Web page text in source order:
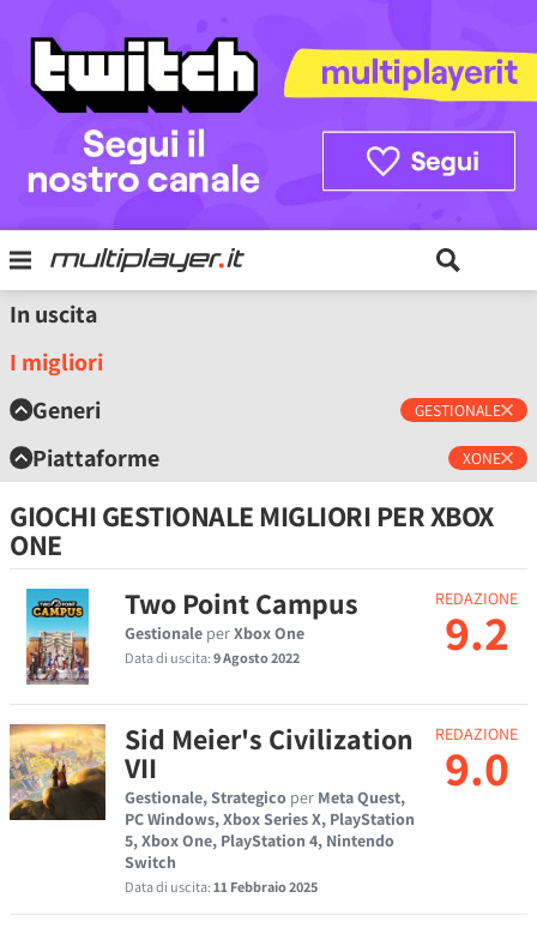
In uscita
I migliori
Generi
GESTIONALE
Piattaforme XONE
GIOCHI GESTIONALE MIGLIORI PER XBOX
ONE
Two Point Campus
Gestionale perXbox One
Data di uscita:9 Agosto 2022
REDAZIONE
9.2
Sid Meier's Civilization
VII
Gestionale, Strategico per Meta Quest,
PC Windows, Xbox Series X, PlayStation
5, Xbox One, PlayStation 4, Nintendo
Switch
Data di uscita:11 Febbraio 2025
REDAZIONE
9.0